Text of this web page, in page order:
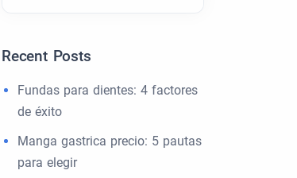
Recent Posts
Fundas para dientes: 4 factores
de éxito
Manga gastrica precio: 5 pautas
para elegir